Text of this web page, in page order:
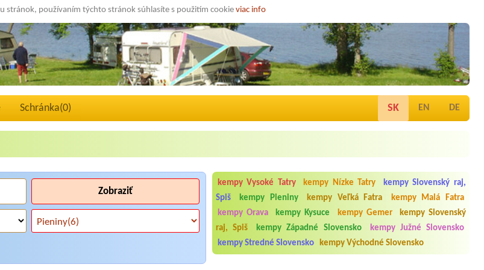
stránok, používaním týchto stránok súhlasíte s použitím cookie viac info
Schránka(0) SK EN DE
Zobraziť
kempy Vysoké Tatry kempy Nízke Tatry
kempy Slovenský raj,
Spiš
kempy Pieniny kempy Veľká Fatra
kempy Malá Fatra
kempy Orava
kempy Kysuce kempy Gemer
kempy Slovenský
raj, Spiš
kempy Západné Slovensko
kempy Južné Slovensko
kempy Stredné Slovensko
kempy Východné Slovensko